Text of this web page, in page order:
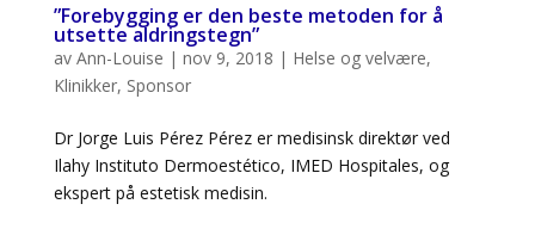
”Forebygging er den beste metoden for å
utsette aldringstegn”
av Ann-Louise | nov 9, 2018 | Helse og velvære,
Klinikker, Sponsor
Dr Jorge Luis Pérez Pérez er medisinsk direktør ved
Ilahy Instituto Dermoestético, IMED Hospitales, og
ekspert på estetisk medisin.